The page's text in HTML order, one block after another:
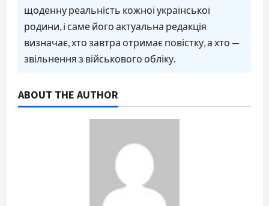
щоденну реальність кожної української
родини, і саме його актуальна редакція
визначає, хто завтра отримає повістку, а хто —
звільнення з військового обліку.
ABOUT THE AUTHOR